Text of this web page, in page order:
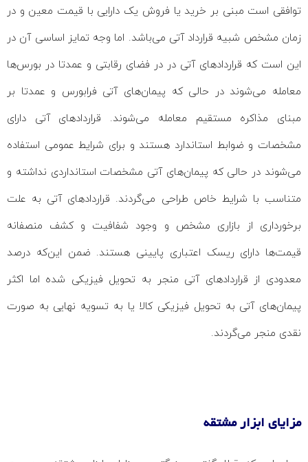
توافقی است مبنی بر خرید یا فروش یک دارایی با قیمت معین و در
زمان مشخص شبیه قرارداد آتی می‌باشد. اما وجه تمایز اساسی آن در
این است که قراردادهای آتی در در فضای رقابتی و عمدتا در بورس‌ها
معامله می‌شوند در حالی که پیمان‌های آتی فرابورس و عمدتا بر
مبنای مذاکره مستقیم معامله می‌شوند. قراردادهای آتی دارای
مشخصات و ضوابط استاندارد هستند و برای شرایط عمومی استفاده
می‌شوند در حالی که پیمان‌های آتی مشخصات استانداردی نداشته و
متناسب با شرایط خاص طراحی می‌گردند. قراردادهای آتی به علت
برخورداری از بازاری مشخص و وجود شفافیت و کشف منصفانه
قیمت‌ها دارای ریسک اعتباری پایینی هستند. ضمن این‌که درصد
معدودی از قراردادهای آتی منجر به تحویل فیزیکی شده اما اکثر
پیمان‌های آتی به تحویل فیزیکی کالا یا به تسویه نهایی به صورت
نقدی منجر می‌گردند.
مزایای ابزار مشتقه